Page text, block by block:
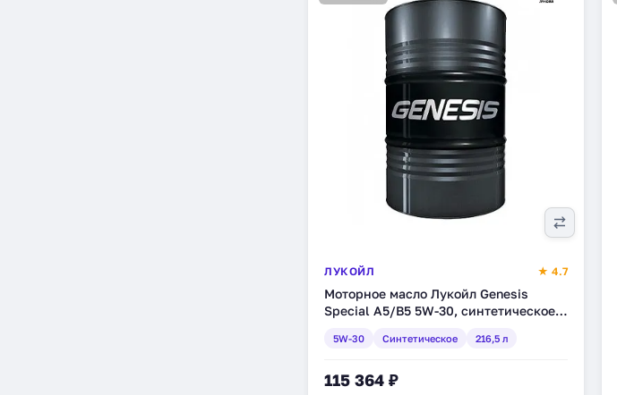
ЛУКОЙЛ ★ 4.7
Моторное масло Лукойл Genesis
Special A5/B5 5W-30, синтетическое,
5W-30 Синтетическое 216,5 л
115 364 ₽